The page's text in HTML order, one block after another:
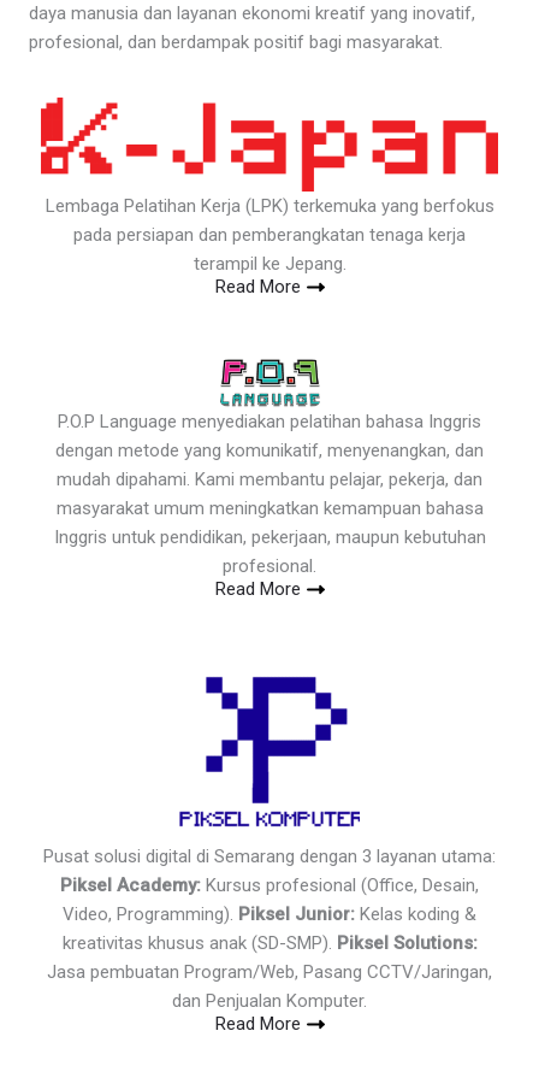
daya manusia dan layanan ekonomi kreatif yang inovatif,
profesional, dan berdampak positif bagi masyarakat.
Lembaga Pelatihan Kerja (LPK) terkemuka yang berfokus
pada persiapan dan pemberangkatan tenaga kerja
terampil ke Jepang.
Read More
P.O.P Language menyediakan pelatihan bahasa Inggris
dengan metode yang komunikatif, menyenangkan, dan
mudah dipahami. Kami membantu pelajar, pekerja, dan
masyarakat umum meningkatkan kemampuan bahasa
Inggris untuk pendidikan, pekerjaan, maupun kebutuhan
profesional.
Read More
Pusat solusi digital di Semarang dengan 3 layanan utama:
Piksel Academy: Kursus profesional (Office, Desain,
Video, Programming). Piksel Junior: Kelas koding &
kreativitas khusus anak (SD-SMP). Piksel Solutions:
Jasa pembuatan Program/Web, Pasang CCTV/Jaringan,
dan Penjualan Komputer.
Read More